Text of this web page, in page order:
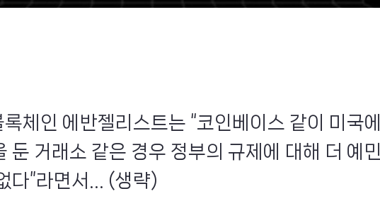
체인 에반젤리스트는 “코인베이스 같이 미국에
둔 거래소 같은 경우 정부의 규제에 대해 더 예민
다”라면서... (생략)